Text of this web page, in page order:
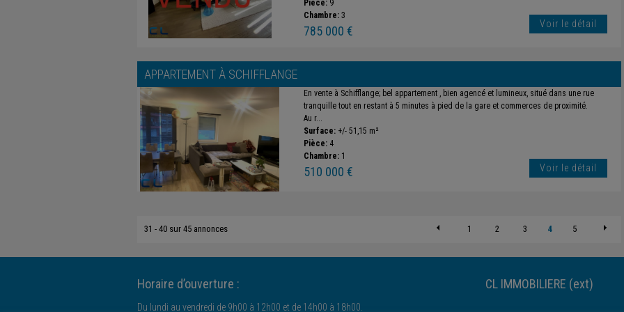
Pièce: 9
Chambre: 3
785 000 € Voir le détail
APPARTEMENT À SCHIFFLANGE
En vente à Schifflange; bel appartement , bien agencé et lumineux, situé dans une rue
tranquille tout en restant à 5 minutes à pied de la gare et commerces de proximité.
Au r...
Surface: +/- 51,15 m²
Pièce: 4
Chambre: 1
510 000 € Voir le détail
31 - 40 sur 45 annonces 1 2 3 4 5
Horaire d’ouverture :
Du lundi au vendredi de 9h00 à 12h00 et de 14h00 à 18h00.
CL IMMOBILIERE (ext)